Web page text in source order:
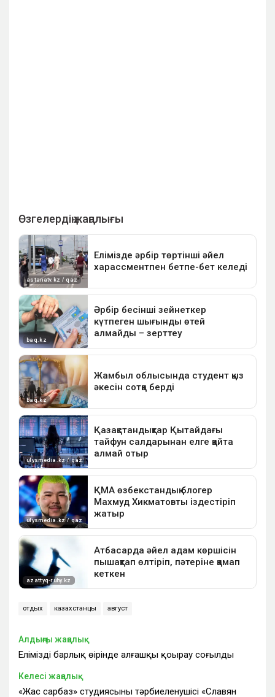
отдых казахстанцы август
Алдыңғы жаңалық
Еліміздің барлық өңірінде алғашқы қоңырау соғылды
Келесі жаңалық
«Жас сарбаз» студиясының тәрбиеленушісі «Славян